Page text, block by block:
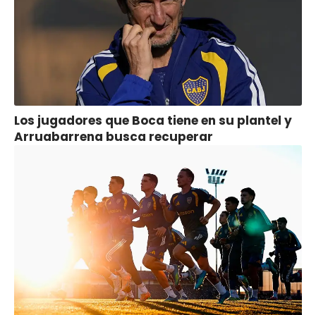
Los jugadores que Boca tiene en su plantel y
Arruabarrena busca recuperar